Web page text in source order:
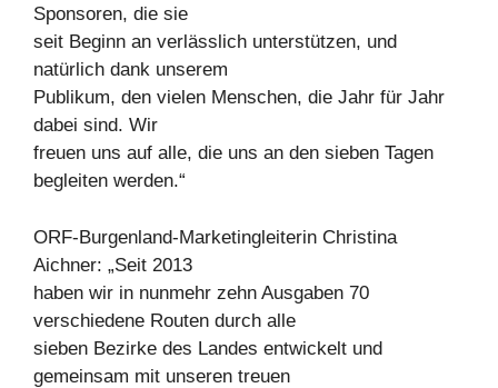
Sponsoren, die sie
seit Beginn an verlässlich unterstützen, und
natürlich dank unserem
Publikum, den vielen Menschen, die Jahr für Jahr
dabei sind. Wir
freuen uns auf alle, die uns an den sieben Tagen
begleiten werden.“
ORF-Burgenland-Marketingleiterin Christina
Aichner: „Seit 2013
haben wir in nunmehr zehn Ausgaben 70
verschiedene Routen durch alle
sieben Bezirke des Landes entwickelt und
gemeinsam mit unseren treuen